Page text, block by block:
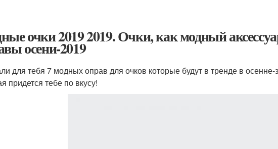
очки 2019 2019. Очки, как модный
осени-2019
для тебя 7 модных оправ для очков которые будут в тренде в
придется тебе по вкусу!